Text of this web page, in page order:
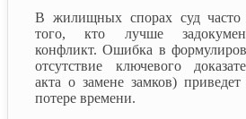
В жилищных спорах суд часто
того, кто лучше
конфликт. Ошибка в
отсутствие ключевого
акта о замене замков)
потере времени.